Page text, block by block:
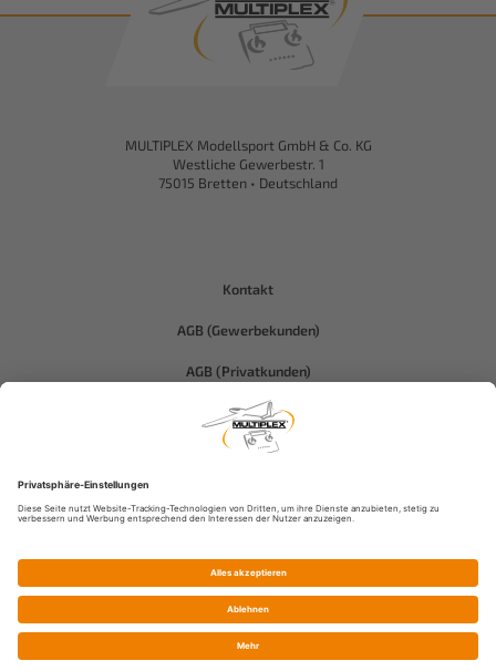
MULTIPLEX Modellsport GmbH & Co. KG
Westliche Gewerbestr. 1
75015 Bretten • Deutschland
Kontakt
AGB (Gewerbekunden)
AGB (Privatkunden)
Datenschutz
Compliance-Hitec